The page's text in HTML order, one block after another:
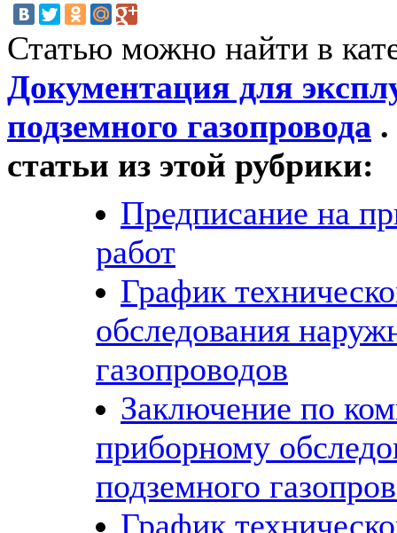
Статью можно найти в
Документация для
подземного газопровода
статьи из этой рубрики:
Предписание на
работ
График
обследования
газопроводов
Заключение по
приборному
подземного
График